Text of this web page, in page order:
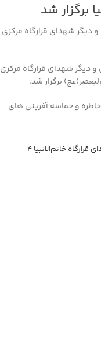
برگزار شد
شهدای قرارگاه مرکزی
دیگر شهدای قرارگاه مرکزی
برگزار شد.
و حماسه آفرینی های